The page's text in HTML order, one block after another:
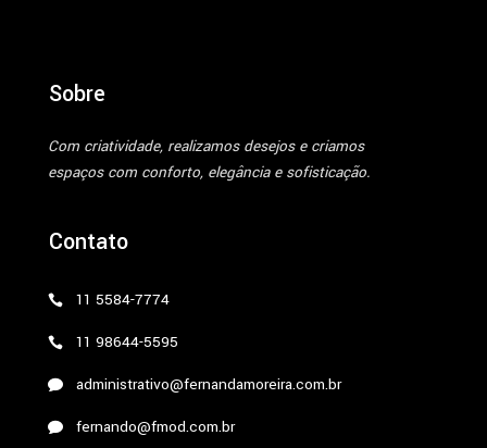
Sobre
Com criatividade, realizamos desejos e criamos
espaços com conforto, elegância e sofisticação.
Contato
11 5584-7774
11 98644-5595
administrativo@fernandamoreira.com.br
fernando@fmod.com.br